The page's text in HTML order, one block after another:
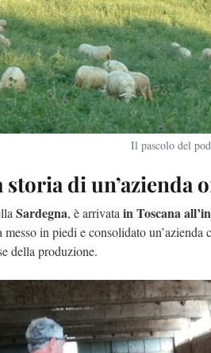
Il pascolo del
storia di
Sardegna, è arrivatain Toscana
in piedi e consolidato un’azienda
della produzione.